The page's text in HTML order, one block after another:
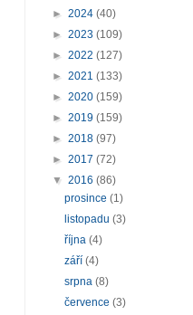
► 2024 (40)
► 2023 (109)
► 2022 (127)
► 2021 (133)
► 2020 (159)
► 2019 (159)
► 2018 (97)
► 2017 (72)
▼ 2016 (86)
prosince(1)
listopadu(3)
října(4)
září(4)
srpna(8)
července(3)